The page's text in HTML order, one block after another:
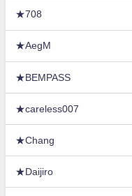
★708
★AegM
★BEMPASS
★careless007
★Chang
★Daijiro